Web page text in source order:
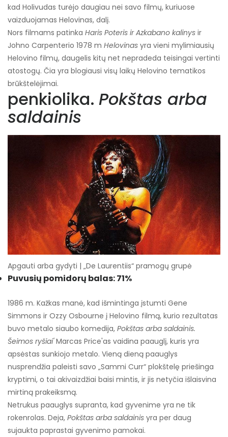
kad Holivudas turėjo daugiau nei savo filmų, kuriuose
vaizduojamas Helovinas, dalį.
Nors filmams patinka Haris Poteris ir Azkabano kalinys ir
Johno Carpenterio 1978 m Helovinas yra vieni mylimiausių
Helovino filmų, daugelis kitų net nepradeda teisingai vertinti
atostogų. Čia yra blogiausi visų laikų Helovino tematikos
brūkštelėjimai.
penkiolika. Pokštas arba
saldainis
Apgauti arba gydyti | „De Laurentiis“ pramogų grupė
Puvusių pomidorų balas: 71%
1986 m. Kažkas manė, kad išmintinga įstumti Gene
Simmons ir Ozzy Osbourne į Helovino filmą, kurio rezultatas
buvo metalo siaubo komedija, Pokštas arba saldainis.
Šeimos ryšiai'Marcas Price'as vaidina paauglį, kuris yra
apsėstas sunkiojo metalo. Vieną dieną paauglys
nusprendžia paleisti savo „Sammi Curr“ plokštelę priešinga
kryptimi, o tai akivaizdžiai baisi mintis, ir jis netyčia išlaisvina
mirtiną prakeiksmą.
Netrukus paauglys supranta, kad gyvenime yra ne tik
rokenrolas. Deja, Pokštas arba saldainis yra per daug
sujaukta paprastai gyvenimo pamokai.